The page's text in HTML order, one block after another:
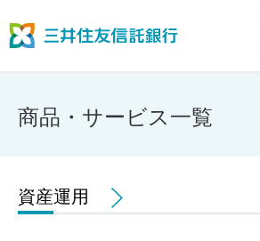
商品・サービス一覧
資産運用